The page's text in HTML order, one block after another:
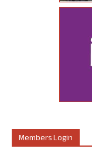
Members Login